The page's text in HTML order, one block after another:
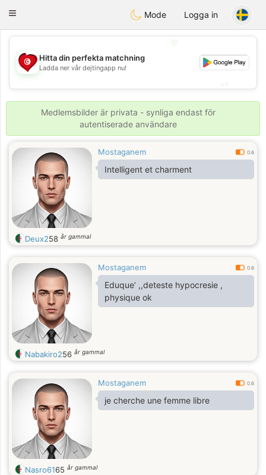
Tunisia Dating
Toggle
Mode Logga in
💖
💕
Hitta din perfekta matchning
Ladda ner vår dejtingapp nu!
Medlemsbilder är privata - synliga endast för
autentiserade användare
Mostaganem 0.6
Intelligent et charment
Deux258 år gammal
Mostaganem 0.6
Eduque’ ,,deteste hypocresie ,
physique ok
Nabakiro256 år gammal
Mostaganem 0.6
je cherche une femme libre
Nasro6165 år gammal